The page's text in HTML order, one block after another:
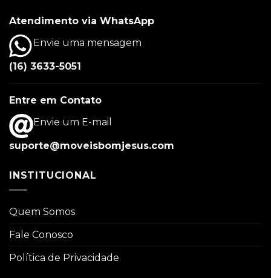
Atendimento via WhatsApp
Envie uma mensagem
(16) 3633-5051
Entre em Contato
Envie um E-mail
suporte@moveisbomjesus.com
INSTITUCIONAL
Quem Somos
Fale Conosco
Política de Privacidade